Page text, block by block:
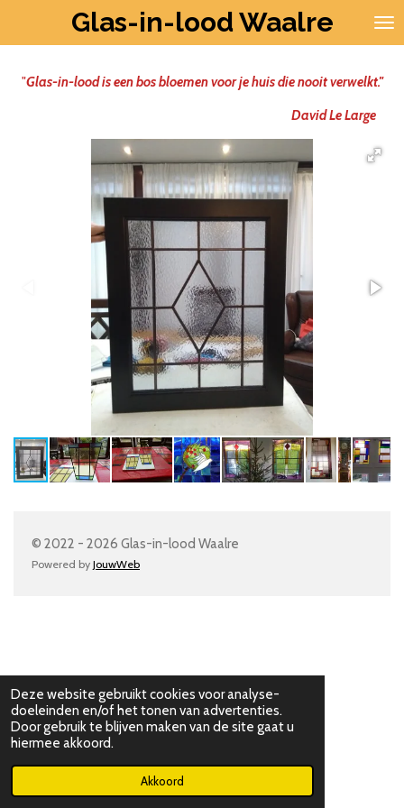
Deze website gebruikt cookies voor analyse-
doeleinden en/of het tonen van advertenties.
Door gebruik te blijven maken van de site gaat u
hiermee akkoord.
Akkoord
de
Glas-in-lood Waalre
"Glas-in-lood is een bos bloemen voor je huis die nooit verwelkt."
David Le Large
© 2022 - 2026 Glas-in-lood Waalre
Powered by JouwWeb